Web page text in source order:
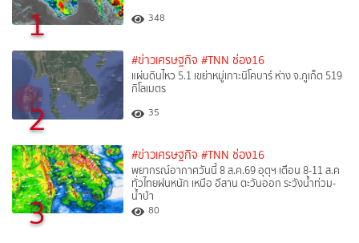
1 348
2
#ข่าวเศรษฐกิจ #TNN ช่อง16
แผ่นดินไหว 5.1 เขย่าหมู่เกาะนิโคบาร์ ห่าง จ.ภูเก็ต 519
กิโลเมตร
35
3
#ข่าวเศรษฐกิจ #TNN ช่อง16
พยากรณ์อากาศวันนี้ 8 ส.ค.69 อุตุฯ เตือน 8-11 ส.ค
ทั่วไทยฝนหนัก เหนือ อีสาน ตะวันออก ระวังน้ำท่วม-
น้ำป่า
80